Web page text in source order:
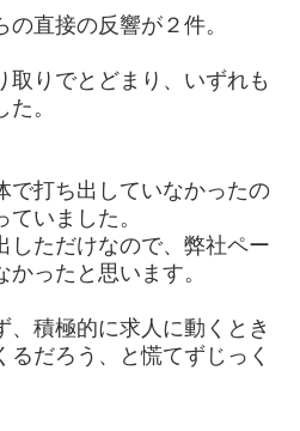
直接の反響が２件。
取りでとどまり、いずれも
。
で打ち出していなかったの
いました。
しただけなので、弊社ペー
ったと思います。
、積極的に求人に動くとき
だろう、と慌てずじっく